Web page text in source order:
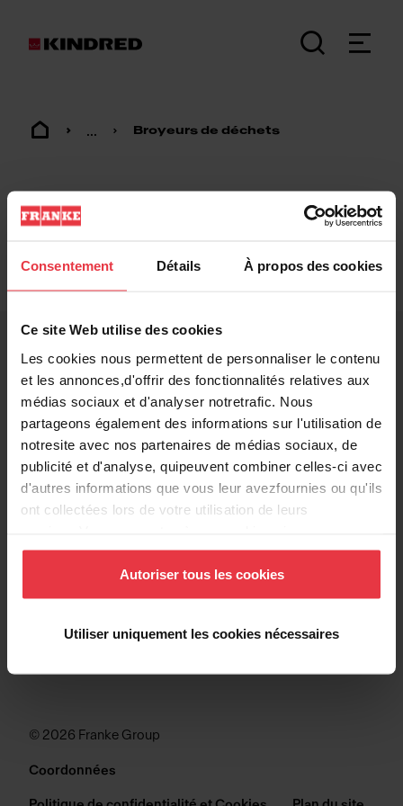
Consentement Détails À propos des cookies
Ce site Web utilise des cookies
Les cookies nous permettent de personnaliser le contenu
et les annonces,d'offrir des fonctionnalités relatives aux
médias sociaux et d'analyser notretrafic. Nous
partageons également des informations sur l'utilisation de
notresite avec nos partenaires de médias sociaux, de
publicité et d'analyse, quipeuvent combiner celles-ci avec
d'autres informations que vous leur avezfournies ou qu'ils
ont collectées lors de votre utilisation de leurs
continuez à utiliser notre site Web.
Autoriser tous les cookies
Utiliser uniquement les cookies nécessaires
... Broyeurs de déchets
Footer
KINDRED
ÉVIERS
COLLECTIONS
© 2026 Franke Group
Coordonnées